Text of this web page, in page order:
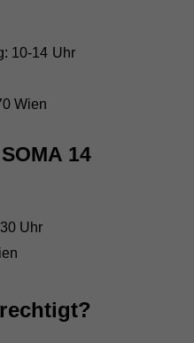
10-14 Uhr
Wien
14
Uhr